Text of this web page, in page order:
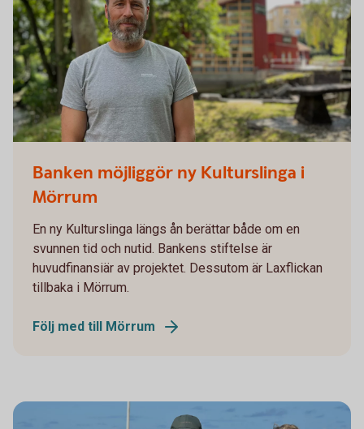
Banken möjliggör ny Kulturslinga i
Mörrum
En ny Kulturslinga längs ån berättar både om en
svunnen tid och nutid. Bankens stiftelse är
huvudfinansiär av projektet. Dessutom är Laxflickan
tillbaka i Mörrum.
Följ med till Mörrum